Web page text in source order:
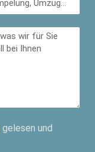
gelesen und